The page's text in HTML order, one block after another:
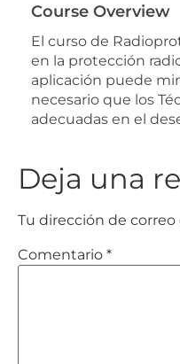
Course Overview
El curso de
en la protección
aplicación puede
necesario que los
adecuadas en el
Deja una
Tu dirección de
Comentario *